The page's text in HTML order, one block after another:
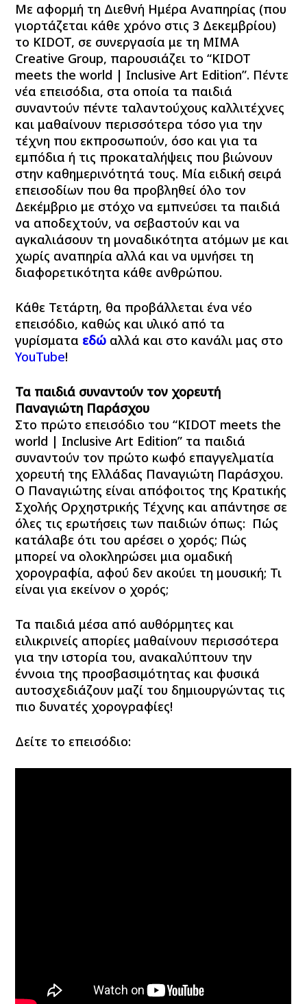
Με αφορμή τη Διεθνή Ημέρα Αναπηρίας (που
γιορτάζεται κάθε χρόνο στις 3 Δεκεμβρίου)
το KIDOT, σε συνεργασία με τη MIMA
Creative Group, παρουσιάζει το “KIDOT
meets the world | Inclusive Art Edition”. Πέντε
νέα επεισόδια, στα οποία τα παιδιά
συναντούν πέντε ταλαντούχους καλλιτέχνες
και μαθαίνουν περισσότερα τόσο για την
τέχνη που εκπροσωπούν, όσο και για τα
εμπόδια ή τις προκαταλήψεις που βιώνουν
στην καθημερινότητά τους. Μία ειδική σειρά
επεισοδίων που θα προβληθεί όλο τον
Δεκέμβριο με στόχο να εμπνεύσει τα παιδιά
να αποδεχτούν, να σεβαστούν και να
αγκαλιάσουν τη μοναδικότητα ατόμων με και
χωρίς αναπηρία αλλά και να υμνήσει τη
διαφορετικότητα κάθε ανθρώπου.
Κάθε Τετάρτη, θα προβάλλεται ένα νέο
επεισόδιο, καθώς και υλικό από τα
γυρίσματα εδώ αλλά και στο κανάλι μας στο
YouTube!
Τα παιδιά συναντούν τον χορευτή
Παναγιώτη Παράσχου
Στο πρώτο επεισόδιο του “KIDOT meets the
world | Inclusive Art Edition” τα παιδιά
συναντούν τον πρώτο κωφό επαγγελματία
χορευτή της Ελλάδας Παναγιώτη Παράσχου.
Ο Παναγιώτης είναι απόφοιτος της Κρατικής
Σχολής Ορχηστρικής Τέχνης και απάντησε σε
όλες τις ερωτήσεις των παιδιών όπως: Πώς
κατάλαβε ότι του αρέσει ο χορός; Πώς
μπορεί να ολοκληρώσει μια ομαδική
χορογραφία, αφού δεν ακούει τη μουσική; Τι
είναι για εκείνον ο χορός;
Τα παιδιά μέσα από αυθόρμητες και
ειλικρινείς απορίες μαθαίνουν περισσότερα
για την ιστορία του, ανακαλύπτουν την
έννοια της προσβασιμότητας και φυσικά
αυτοσχεδιάζουν μαζί του δημιουργώντας τις
πιο δυνατές χορογραφίες!
Δείτε το επεισόδιο: